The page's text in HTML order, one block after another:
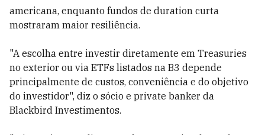
americana, enquanto fundos de duration curta
mostraram maior resiliência.
"A escolha entre investir diretamente em Treasuries
no exterior ou via ETFs listados na B3 depende
principalmente de custos, conveniência e do objetivo
do investidor", diz o sócio e private banker da
Blackbird Investimentos.